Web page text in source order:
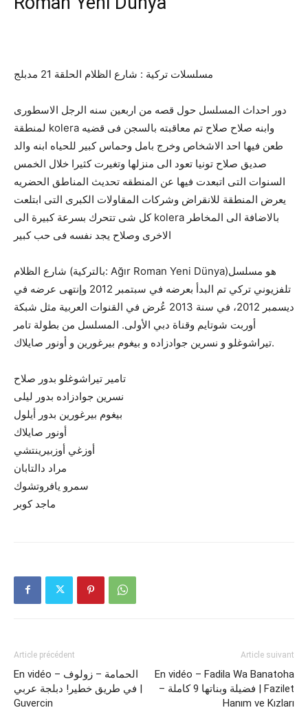
مسلسلات تركية : شارع الظلام الحلقة 21 مدبلج
دور احداث المسلسل حول قصه من اربعين سنه الرجل الاسطورى
لمنطقة kolera وابنه صلاح صلاح تم معاقبته بالسجن فى قضيه
طعن فيها احد الاشخاص وخرج بامل وحماس كبير للحياه ابنه والد
صديق صلاح تونيا تعود الى منزلها وتغيرت كثيرا خلال الخمس
السنوات التى اتبعدت فيها عن المنطقه تحديث المناطق الحضريه
يعرض المنطقة للانقراض وشركات المقاولات الكبرى التى ابتلعت
كل شى تتحرك بسرعة كبيرة الى kolera بالاضافة الى المخاطر
الاخرى وصلاح يجد نفسه فى حب كبير
شارع الظلام (بالتركية: Ağır Roman Yeni Dünya)‏ هو مسلسل
تلفزيوني تركي تم البدأ بعرضه في سبتمبر 2012 وإنتهى عرضه في
ديسمبر 2012، في سنة 2013 عُرض في القنوات العربية مثل شبكة
أوربت شوتايم وقناة دبي الأولى. المسلسل من بطولة تامر
تيراشوغلو و نسرين جوادزاده و بيغوم بيرغورين و أونور صايلاك.
تامير تيراشوغلو بدور صلاح
نسرين جوادزاده بدور ليلى
بيغوم بيرغورين بدور أيلول
أونور صايلاك
أوزغي أوزبيرينتشي
مراد دالتابان
سمرو يافروتشوك
ماجد كوبر
Article précédent
En vidéo – الحمامة – زولوف
في طريق خطير! دبلجة عربي |
Guvercin
Article suivant
En vidéo – Fadila Wa Banatoha
– فضيلة وبناتها 9 كاملة | Fazilet
Hanım ve Kızları